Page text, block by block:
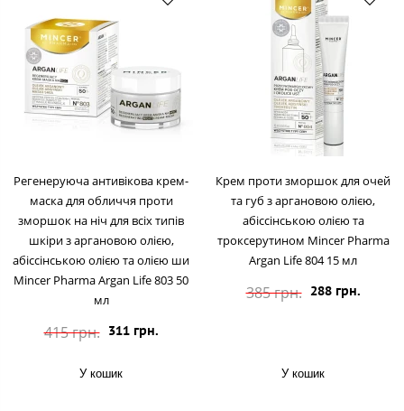
Регенеруюча антивікова крем-
маска для обличчя проти
зморшок на ніч для всіх типів
шкіри з аргановою олією,
абіссінською олією та олією ши
Mincer Pharma Argan Life 803 50
мл
415 грн. 311 грн.
У кошик
Крем проти зморшок для очей
та губ з аргановою олією,
абіссінською олією та
троксерутином Mincer Pharma
Argan Life 804 15 мл
385 грн. 288 грн.
У кошик